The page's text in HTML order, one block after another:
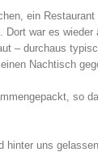
ein
Dort war es
– durchaus
Nachtisch
so
hinter uns